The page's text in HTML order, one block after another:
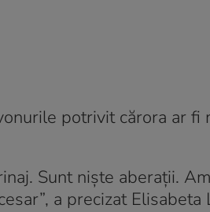
potrivit cărora ar
Sunt nişte aberaţii.
a precizat Elisabeta